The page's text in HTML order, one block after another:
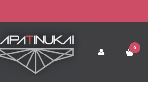
0
VYŠNINĖS SPALVOS
FULL DARLING